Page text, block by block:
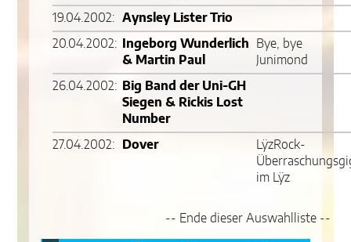
19.04.2002: Aynsley Lister Trio
20.04.2002:
Ingeborg Wunderlich
& Martin Paul
Bye, bye
Junimond
26.04.2002: Big Band der Uni-GH
Siegen & Rickis Lost
Number
27.04.2002: Dover
LÿzRock-
im Lÿz
-- Ende dieser Auswahlliste --